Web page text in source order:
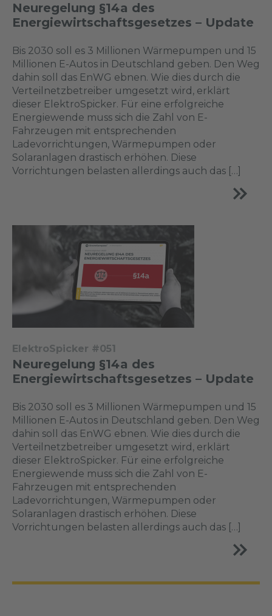
Neuregelung §14a des
Energiewirtschaftsgesetzes – Update
Bis 2030 soll es 3 Millionen Wärmepumpen und 15
Millionen E-Autos in Deutschland geben. Den Weg
dahin soll das EnWG ebnen. Wie dies durch die
Verteilnetzbetreiber umgesetzt wird, erklärt
dieser ElektroSpicker. Für eine erfolgreiche
Energiewende muss sich die Zahl von E-
Fahrzeugen mit entsprechenden
Ladevorrichtungen, Wärmepumpen oder
Solaranlagen drastisch erhöhen. Diese
Vorrichtungen belasten allerdings auch das […]
ElektroSpicker #051
Neuregelung §14a des
Energiewirtschaftsgesetzes – Update
Bis 2030 soll es 3 Millionen Wärmepumpen und 15
Millionen E-Autos in Deutschland geben. Den Weg
dahin soll das EnWG ebnen. Wie dies durch die
Verteilnetzbetreiber umgesetzt wird, erklärt
dieser ElektroSpicker. Für eine erfolgreiche
Energiewende muss sich die Zahl von E-
Fahrzeugen mit entsprechenden
Ladevorrichtungen, Wärmepumpen oder
Solaranlagen drastisch erhöhen. Diese
Vorrichtungen belasten allerdings auch das […]